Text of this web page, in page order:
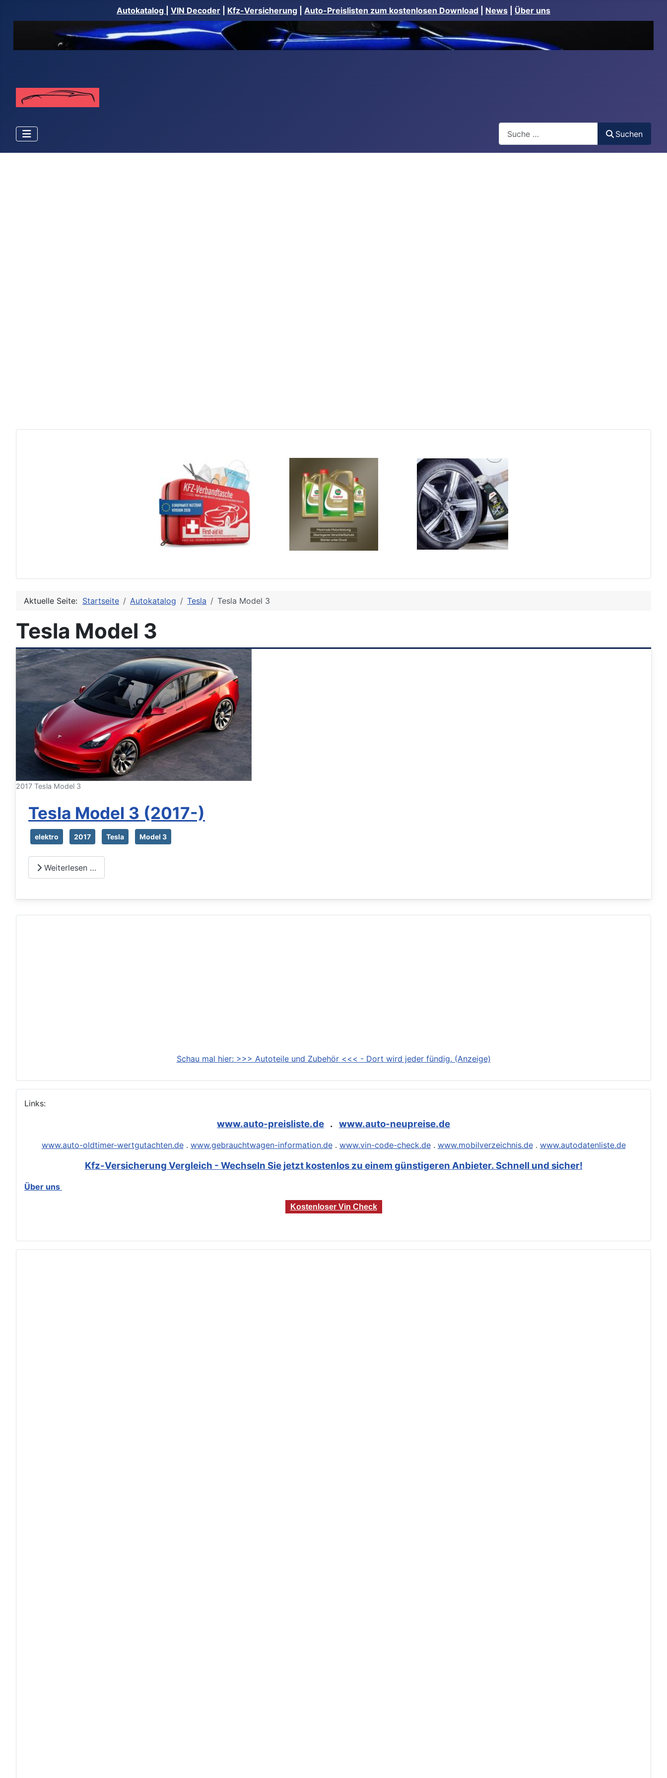
Autokatalog VIN Decoder Kfz-Versicherung Auto-Preislisten zum kostenlosen Download News Über uns
Suchen
Suchen
Aktuelle Seite: Startseite Autokatalog Tesla Tesla Model 3
Tesla Model 3
2017 Tesla Model 3
Tesla Model 3 (2017-)
elektro 2017 Tesla Model 3
Weiterlesen …
Schau mal hier: >>> Autoteile und Zubehör <<< - Dort wird jeder fündig. (Anzeige)
Links:
www.auto-preisliste.de . www.auto-neupreise.de
www.auto-oldtimer-wertgutachten.de. www.gebrauchtwagen-information.de. www.vin-code-check.de. www.mobilverzeichnis.de. www.autodatenliste.de
Kfz-Versicherung Vergleich - Wechseln Sie jetzt kostenlos zu einem günstigeren Anbieter. Schnell und sicher!
Über uns
Kostenloser Vin Check